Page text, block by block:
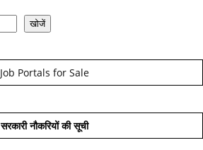
खोजें
Job Portals for Sale
सरकारी नौकरियों की सूची